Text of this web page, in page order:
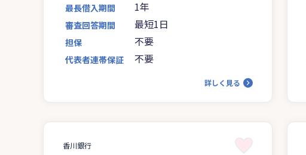
最長借入期間 1年
審査回答期間 最短1日
担保 不要
代表者連帯保証 不要
詳しく見る
香川銀行